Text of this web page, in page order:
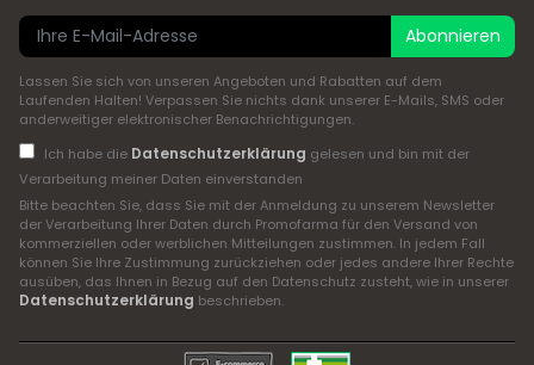
Abonnieren
Lassen Sie sich von unseren Angeboten und Rabatten auf dem
Laufenden Halten! Verpassen Sie nichts dank unserer E-Mails, SMS oder
anderweitiger elektronischer Benachrichtigungen.
Ich habe die Datenschutzerklärung gelesen und bin mit der
Verarbeitung meiner Daten einverstanden
Bitte beachten Sie, dass Sie mit der Anmeldung zu unserem Newsletter
der Verarbeitung Ihrer Daten durch Promofarma für den Versand von
kommerziellen oder werblichen Mitteilungen zustimmen. In jedem Fall
können Sie Ihre Zustimmung zurückziehen oder jedes andere Ihrer Rechte
ausüben, das Ihnen in Bezug auf den Datenschutz zusteht, wie in unserer
Datenschutzerklärung beschrieben.